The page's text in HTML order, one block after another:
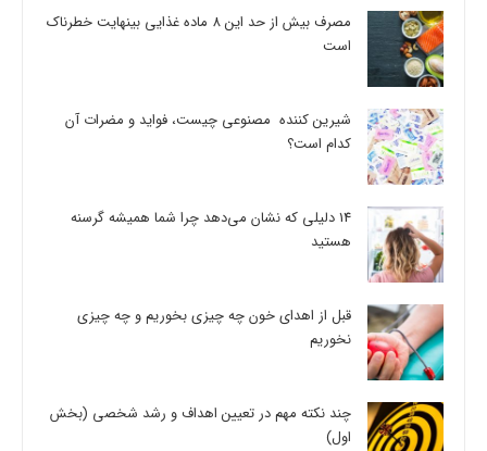
مصرف بیش از حد این 8 ماده غذایی بینهایت خطرناک
است
شیرین کننده مصنوعی چیست، فواید و مضرات آن
کدام است؟
14 دلیلی که نشان می‌دهد چرا شما همیشه گرسنه
هستید
قبل از اهدای خون چه چیزی بخوریم و چه چیزی
نخوریم
چند نکته مهم در تعیین اهداف و رشد شخصی (بخش
اول)